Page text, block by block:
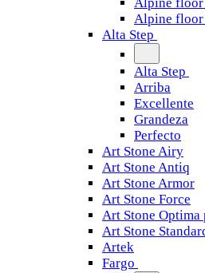
Alpine floor
Alta Step
Alta Step
Arriba
Excellente
Grandeza
Perfecto
Art Stone Airy
Art Stone Antiq
Art Stone Armor
Art Stone Force
Art Stone Optima
Art Stone
Artek
Fargo